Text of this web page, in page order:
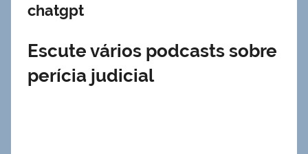
chatgpt
Escute vários podcasts sobre
perícia judicial